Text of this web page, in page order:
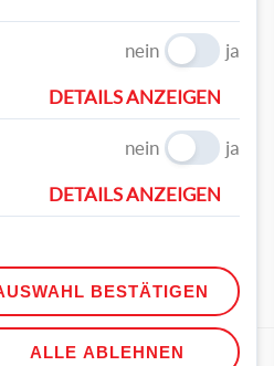
PRODUKTE
nein ja
DETAILS ANZEIGEN
nein ja
DETAILS ANZEIGEN
BESTÄTIGEN
ALLE ABLEHNEN